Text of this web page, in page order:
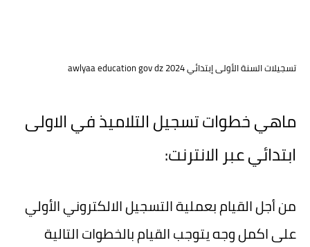
تسجيلات السنة الأولى إبتدائي awlyaa education gov dz 2024
ماهي خطوات تسجيل التلاميذ في الاولى
ابتدائي عبر الانترنت:
من أجل القيام بعملية التسجيل الالكتروني الأولي
على اكمل وجه يتوجب القيام بالخطوات التالية